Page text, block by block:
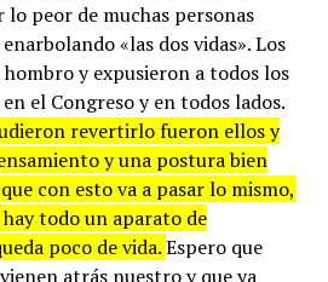
lo peor de muchas personas
«las dos vidas». Los
y expusieron a todos los
el Congreso y en todos lados.
revertirlo fueron ellos y
y una postura bien
con esto va a pasar lo mismo,
todo un aparato de
poco de vida.Espero que
atrás nuestro y que ya